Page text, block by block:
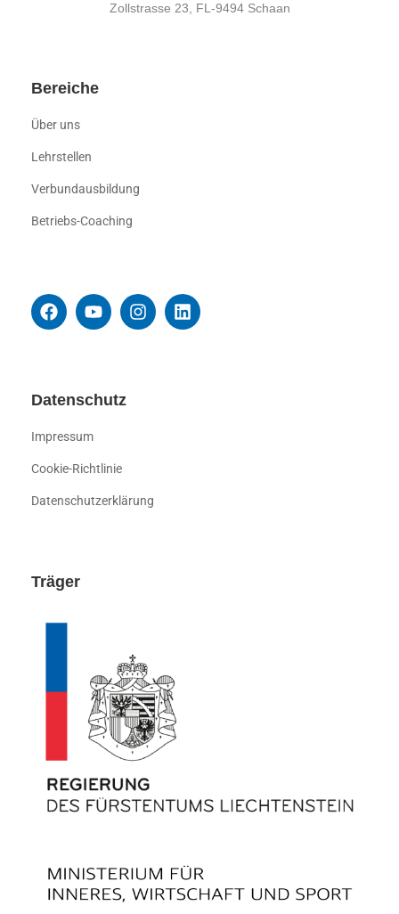
Zollstrasse 23, FL-9494 Schaan
Bereiche
Über uns
Lehrstellen
Verbundausbildung
Betriebs-Coaching
Datenschutz
Impressum
Cookie-Richtlinie
Datenschutzerklärung
Träger